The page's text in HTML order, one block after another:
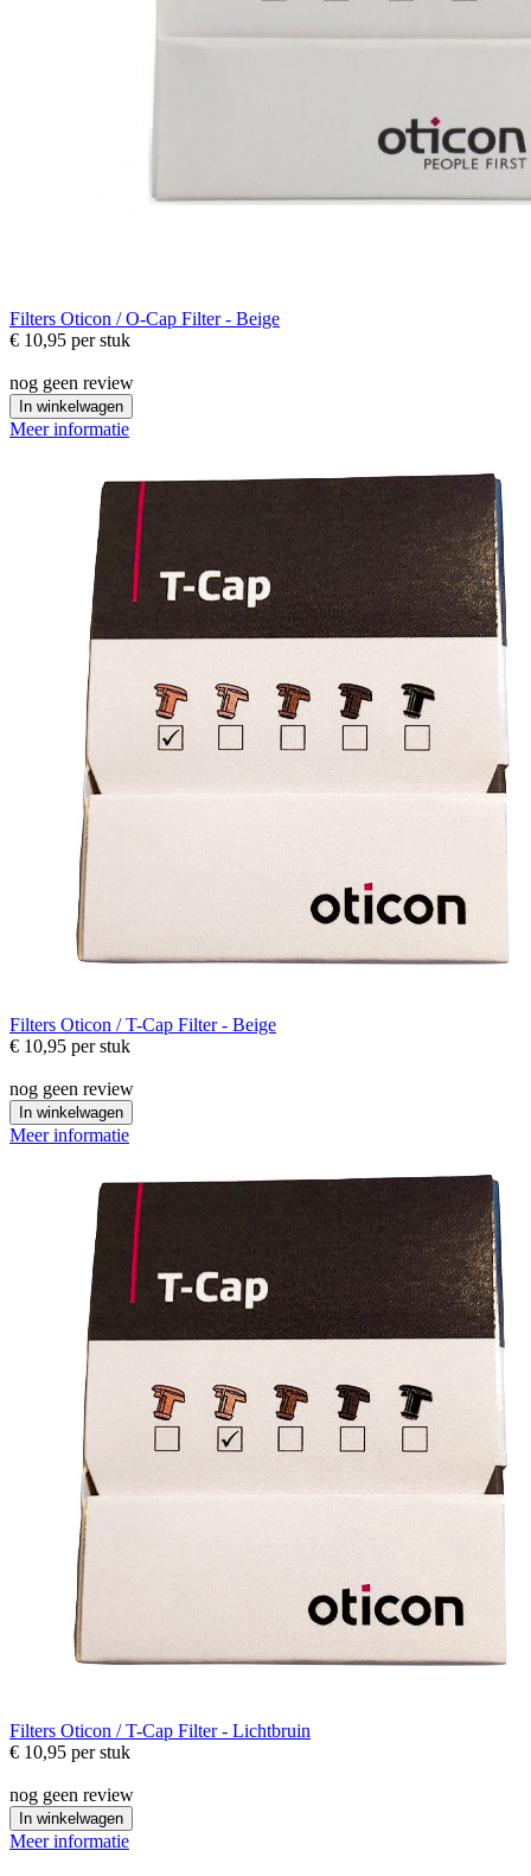
Filters Oticon / O-Cap Filter - Beige
€ 10,95 per stuk
nog geen review
In winkelwagen
Meer informatie
Filters Oticon / T-Cap Filter - Beige
€ 10,95 per stuk
nog geen review
In winkelwagen
Meer informatie
Filters Oticon / T-Cap Filter - Lichtbruin
€ 10,95 per stuk
nog geen review
In winkelwagen
Meer informatie